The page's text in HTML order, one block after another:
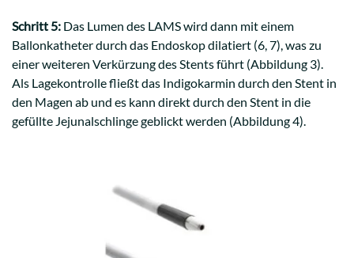
Schritt 5: Das Lumen des LAMS wird dann mit einem
Ballonkatheter durch das Endoskop dilatiert (6, 7), was zu
einer weiteren Verkürzung des Stents führt (Abbildung 3).
Als Lagekontrolle fließt das Indigokarmin durch den Stent in
den Magen ab und es kann direkt durch den Stent in die
gefüllte Jejunalschlinge geblickt werden (Abbildung 4).